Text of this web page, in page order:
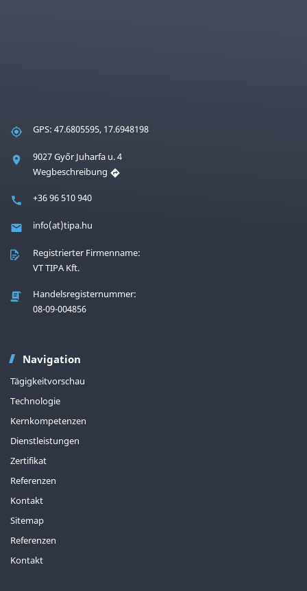
GPS: 47.6805595, 17.6948198
9027 Győr Juharfa u. 4
Wegbeschreibung
+36 96 510 940
info(at)tipa.hu
Registrierter Firmenname:
VT TIPA Kft.
Handelsregisternummer:
08-09-004856
Navigation
Tägigkeitvorschau
Technologie
Kernkompetenzen
Dienstleistungen
Zertifikat
Referenzen
Kontakt
Sitemap
Referenzen
Kontakt